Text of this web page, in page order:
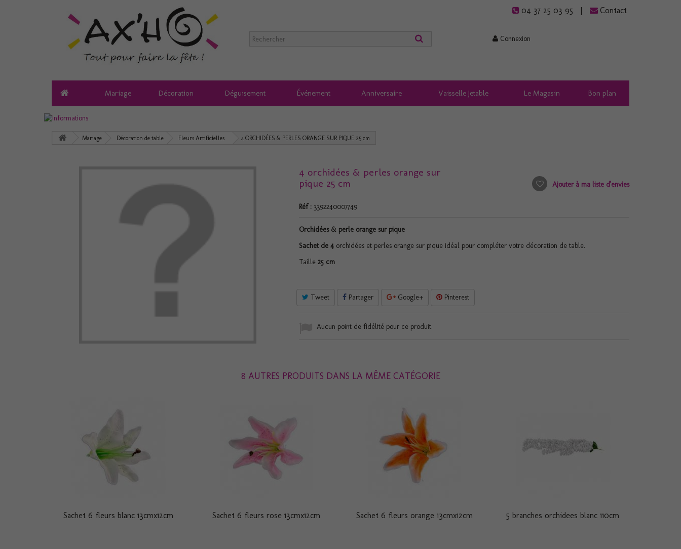
04 37 25 03 95 Contact
Connexion
Mariage Décoration Déguisement Événement Anniversaire Vaisselle Jetable Le Magasin Bon plan
Mariage Décoration de table Fleurs Artificielles 4 ORCHIDÉES & PERLES ORANGE SUR PIQUE 25 cm
4 orchidées & perles orange sur
pique 25 cm
Réf : 3392240007749
Ajouter à ma liste d'envies
Orchidées & perle orange sur pique
Sachet de 4orchidées et perles orange sur pique idéal pour compléter votre décoration de table.
Taille 25 cm
Tweet Partager Google+ Pinterest
Aucun point de fidélité pour ce produit.
8 AUTRES PRODUITS DANS LA MÊME CATÉGORIE
Sachet 6 fleurs blanc 13cmx12cm Sachet 6 fleurs rose 13cmx12cm Sachet 6 fleurs orange 13cmx12cm 5 branches orchidees blanc 110cm